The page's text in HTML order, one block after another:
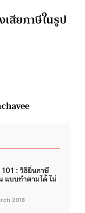
สียภาษีในรูป
: วิธียื่นภาษี
แบบทำตามได้ ไม่
2018